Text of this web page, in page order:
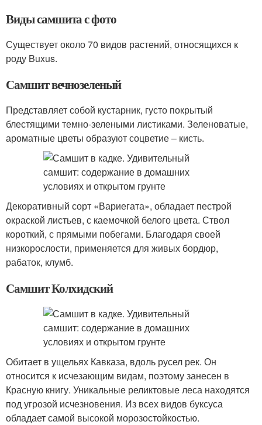
Виды самшита с фото
Существует около 70 видов растений, относящихся к
роду Buxus.
Самшит вечнозеленый
Представляет собой кустарник, густо покрытый
блестящими темно-зелеными листиками. Зеленоватые,
ароматные цветы образуют соцветие – кисть.
Декоративный сорт «Вариегата», обладает пестрой
окраской листьев, с каемочкой белого цвета. Ствол
короткий, с прямыми побегами. Благодаря своей
низкорослости, применяется для живых бордюр,
рабаток, клумб.
Самшит Колхидский
Обитает в ущельях Кавказа, вдоль русел рек. Он
относится к исчезающим видам, поэтому занесен в
Красную книгу. Уникальные реликтовые леса находятся
под угрозой исчезновения. Из всех видов буксуса
обладает самой высокой морозостойкостью.